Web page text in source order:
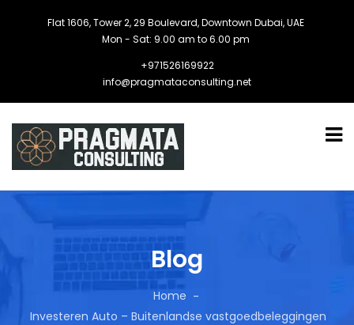
Flat 1606, Tower 2, 29 Boulevard, Downtown Dubai, UAE
Mon - Sat: 9.00 am to 6.00 pm
+971526169922
info@pragmataconsulting.net
Blog
Home
Investeren Auto – Buitenlandse vastgoedbeleggingen